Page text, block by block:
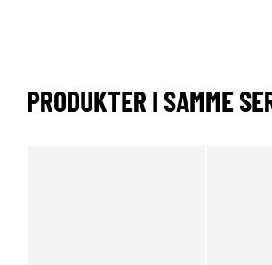
PRODUKTER I SAMME